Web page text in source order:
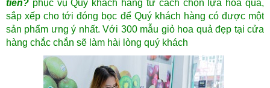
tiền? phục vụ Quý khách hàng từ cách chọn lựa hoa quả,
sắp xếp cho tới đóng bọc để Quý khách hàng có được một
sản phẩm ưng ý nhất. Với 300 mẫu giỏ hoa quả đẹp tại cửa
hàng chắc chắn sẽ làm hài lòng quý khách